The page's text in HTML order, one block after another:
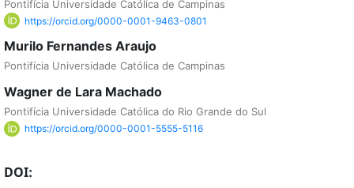
Pontifícia Universidade Católica de Campinas
https://orcid.org/0000-0001-9463-0801
Murilo Fernandes Araujo
Pontifícia Universidade Católica de Campinas
Wagner de Lara Machado
Pontifícia Universidade Católica do Rio Grande do Sul
https://orcid.org/0000-0001-5555-5116
DOI: